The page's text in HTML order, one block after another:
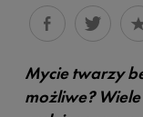
Mycie twarzy
możliwe?